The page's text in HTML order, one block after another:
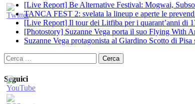
[Live Report] Be Alternative Festival: Mogwai,
TANCA FEST 2: svelata la lineup e aperte le
[Live Report] Il tour dei Litfiba per i quarant’anni di
[Photostory] Suzanne Vega porta il suo Flying With
Suzanne Vega protagonista al Giardino Scotto di
Ricerca
per:
Seguici